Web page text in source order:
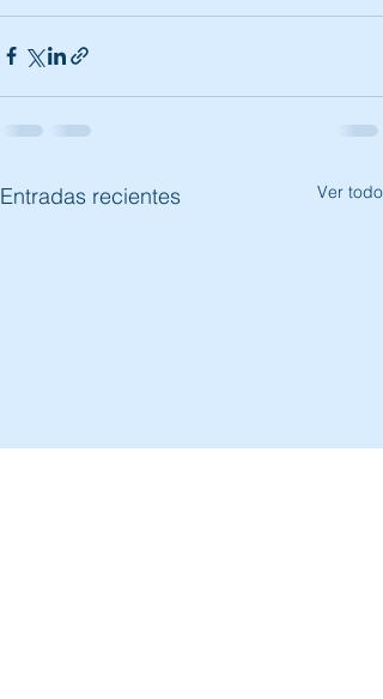
Entradas recientes Ver todo